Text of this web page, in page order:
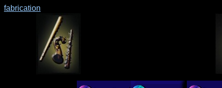
fabrication